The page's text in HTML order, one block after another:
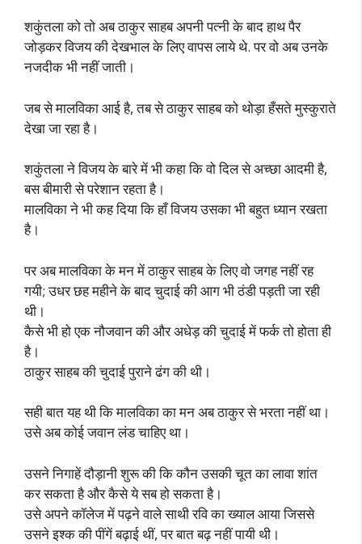
शकुंतला को तो अब ठाकुर साहब अपनी पत्नी के बाद हाथ पैर
जोड़कर विजय की देखभाल के लिए वापस लाये थे. पर वो अब उनके
नजदीक भी नहीं जाती।
जब से मालविका आई है, तब से ठाकुर साहब को थोड़ा हँसते मुस्कुराते
देखा जा रहा है।
शकुंतला ने विजय के बारे में भी कहा कि वो दिल से अच्छा आदमी है,
बस बीमारी से परेशान रहता है।
मालविका ने भी कह दिया कि हाँ विजय उसका भी बहुत ध्यान रखता
है।
पर अब मालविका के मन में ठाकुर साहब के लिए वो जगह नहीं रह
गयी; उधर छह महीने के बाद चुदाई की आग भी ठंडी पड़ती जा रही
थी।
कैसे भी हो एक नौजवान की और अधेड़ की चुदाई में फर्क तो होता ही
है।
ठाकुर साहब की चुदाई पुराने ढंग की थी।
सही बात यह थी कि मालविका का मन अब ठाकुर से भरता नहीं था।
उसे अब कोई जवान लंड चाहिए था।
उसने निगाहें दौड़ानी शुरू की कि कौन उसकी चूत का लावा शांत
कर सकता है और कैसे ये सब हो सकता है।
उसे अपने कॉलेज में पढ़ने वाले साथी रवि का ख्याल आया जिससे
उसने इश्क की पींगें बढ़ाई थीं, पर बात बढ़ नहीं पायी थी।